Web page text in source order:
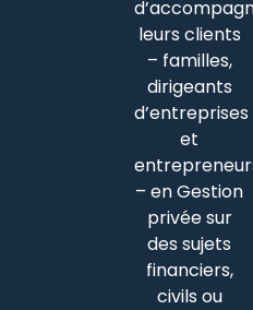
leurs clients
– familles,
dirigeants
d’entreprises
et
– en Gestion
privée sur
des sujets
financiers,
civils ou